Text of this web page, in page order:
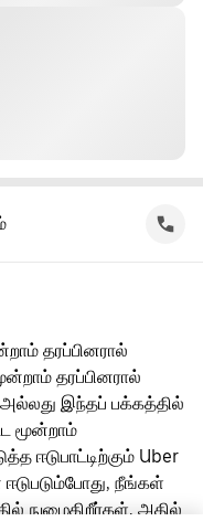
தரப்பினரால்
தரப்பினரால்
இந்தப் பக்கத்தில்
மூன்றாம்
ஈடுபாட்டிற்கும் Uber
ஈடுபடும்போது, நீங்கள்
நுழைகிறீர்கள், அதில்